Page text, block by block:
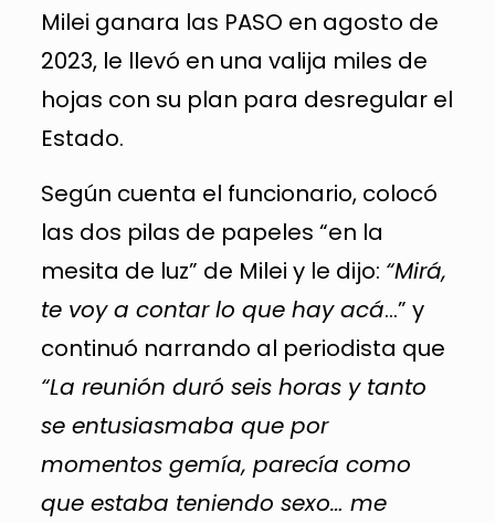
Milei ganara las PASO en agosto de
2023, le llevó en una valija miles de
hojas con su plan para desregular el
Estado.
Según cuenta el funcionario, colocó
las dos pilas de papeles “en la
mesita de luz” de Milei y le dijo: “Mirá,
te voy a contar lo que hay acá…” y
continuó narrando al periodista que
“La reunión duró seis horas y tanto
se entusiasmaba que por
momentos gemía, parecía como
que estaba teniendo sexo… me